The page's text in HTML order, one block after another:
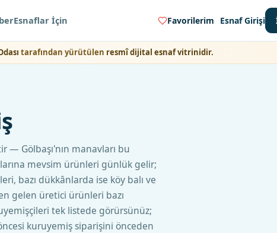
Esnaflar İçin Favorilerim Esnaf Girişi
tarafından yürütülen resmî dijital esnaf vitrinidir.
— Gölbaşı'nın manavları bu
mevsim ürünleri günlük gelir;
bazı dükkânlarda ise köy balı ve
gelen üretici ürünleri bazı
tek listede görürsünüz;
kuruyemiş siparişini önceden